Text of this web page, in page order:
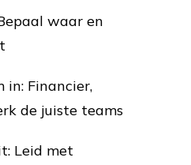
waar en
in: Financier,
de juiste teams
Leid met